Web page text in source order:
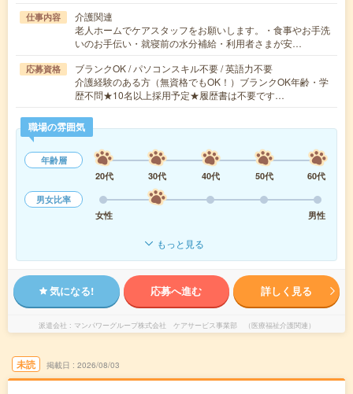
仕事内容
介護関連
老人ホームでケアスタッフをお願いします。・食事やお手洗
いのお手伝い・就寝前の水分補給・利用者さまが安…
応募資格
ブランクOK / パソコンスキル不要 / 英語力不要
介護経験のある方（無資格でもOK！）ブランクOK年齢・学
歴不問★10名以上採用予定★履歴書は不要です…
職場の雰囲気
年齢層
20代
30代 40代 50代
60代
男女比率
女性
男性
もっと見る
気になる! 応募へ進む 詳しく見る
派遣会社 マンパワーグループ株式会社 ケアサービス事業部 （医療福祉介護関連）
未読 掲載日 2026/08/03